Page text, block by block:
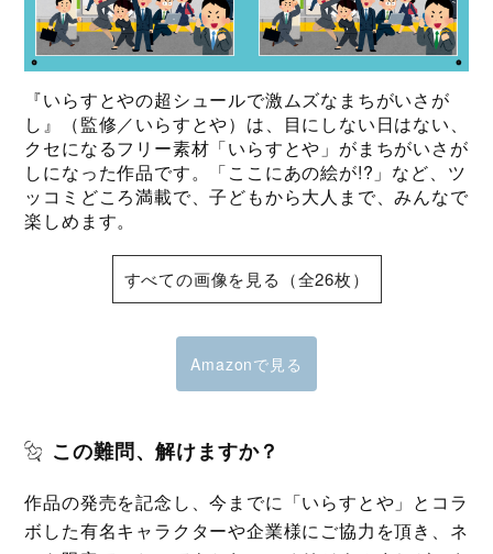
『いらすとやの超シュールで激ムズなまちがいさが
し』（監修／いらすとや）は、目にしない日はない、
クセになるフリー素材「いらすとや」がまちがいさが
しになった作品です。「ここにあの絵が!?」など、ツ
ッコミどころ満載で、子どもから大人まで、みんなで
楽しめます。
すべての画像を見る（全26枚）
Amazonで見る
この難問、解けますか？
作品の発売を記念し、今までに「いらすとや」とコラ
ボした有名キャラクターや企業様にご協力を頂き、ネ